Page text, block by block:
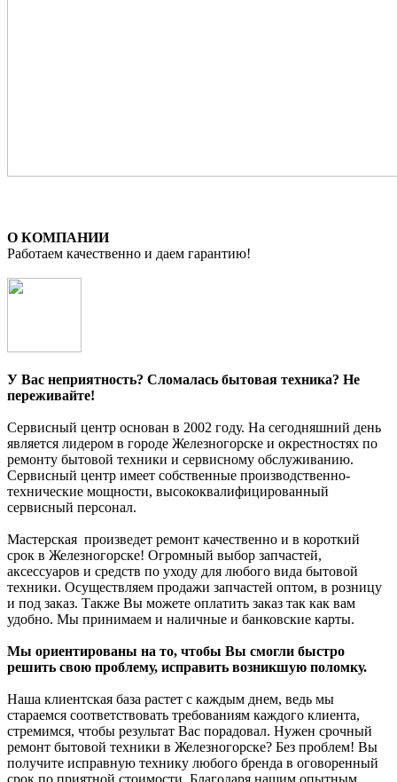
О КОМПАНИИ
Работаем качественно и даем гарантию!
У Вас неприятность? Сломалась бытовая техника? Не
переживайте!
Сервисный центр основан в 2002 году. На сегодняшний день
является лидером в городе Железногорске и окрестностях по
ремонту бытовой техники и сервисному обслуживанию.
Сервисный центр имеет собственные производственно-
технические мощности, высококвалифицированный
сервисный персонал.
Мастерская произведет ремонт качественно и в короткий
срок в Железногорске! Огромный выбор запчастей,
аксессуаров и средств по уходу для любого вида бытовой
техники. Осуществляем продажи запчастей оптом, в розницу
и под заказ. Также Вы можете оплатить заказ так как вам
удобно. Мы принимаем и наличные и банковские карты.
Мы ориентированы на то, чтобы Вы смогли быстро
решить свою проблему, исправить возникшую поломку.
Наша клиентская база растет с каждым днем, ведь мы
стараемся соответствовать требованиям каждого клиента,
стремимся, чтобы результат Вас порадовал. Нужен срочный
ремонт бытовой техники в Железногорске? Без проблем! Вы
получите исправную технику любого бренда в оговоренный
срок по приятной стоимости. Благодаря нашим опытным